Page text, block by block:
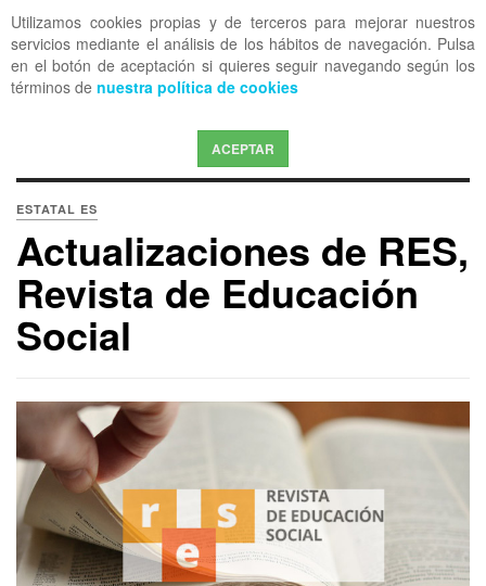
Utilizamos cookies propias y de terceros para mejorar nuestros
servicios mediante el análisis de los hábitos de navegación. Pulsa
en el botón de aceptación si quieres seguir navegando según los
términos de nuestra política de cookies
ACEPTAR
OFF CANVAS
ESTATAL ES
Actualizaciones de RES,
Revista de Educación
Social